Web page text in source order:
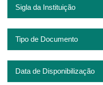
Sigla da Instituição
Tipo de Documento
Data de Disponibilização